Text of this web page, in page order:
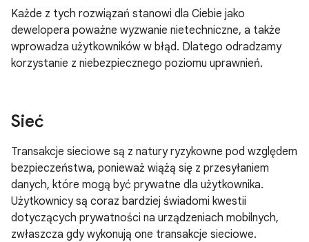
Każde z tych rozwiązań stanowi dla Ciebie jako
dewelopera poważne wyzwanie nietechniczne, a także
wprowadza użytkowników w błąd. Dlatego odradzamy
korzystanie z niebezpiecznego poziomu uprawnień.
Sieć
Transakcje sieciowe są z natury ryzykowne pod względem
bezpieczeństwa, ponieważ wiążą się z przesyłaniem
danych, które mogą być prywatne dla użytkownika.
Użytkownicy są coraz bardziej świadomi kwestii
dotyczących prywatności na urządzeniach mobilnych,
zwłaszcza gdy wykonują one transakcje sieciowe.